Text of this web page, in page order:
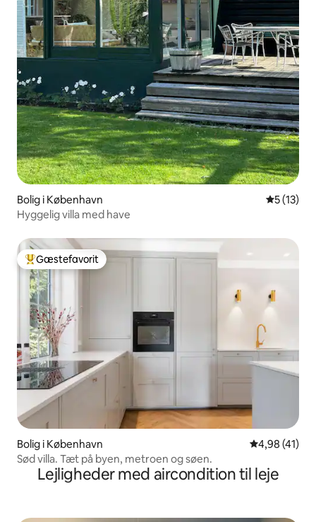
Bolig i København 5 ud af 5
5 (13)
Hyggelig villa med have
Bedste gæstefavorit
Gæstefavorit
Bolig i København 4,98 ud af 5
4,98 (41)
Sød villa. Tæt på byen, metroen og søen.
Lejligheder med aircondition til leje